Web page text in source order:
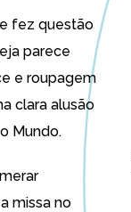
fez questão
parece
e roupagem
clara alusão
Mundo.
missa no